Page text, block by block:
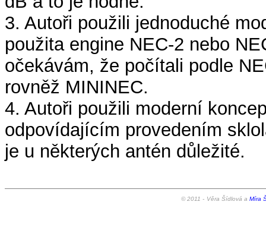
3. Autoři použili jednoduché
použita engine NEC-2 nebo
očekávám, že počítali podle
rovněž MININEC.
4. Autoři použili moderní
odpovídajícím provedením
je u některých antén důležité.
© 2011 - Věra Šídlová a Míra